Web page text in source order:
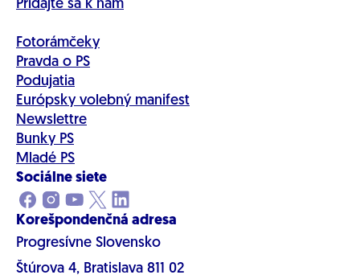
Pridajte sa k nám
Fotorámčeky
Pravda o PS
Podujatia
Európsky volebný manifest
Newslettre
Bunky PS
Mladé PS
Sociálne siete
Korešpondenčná adresa
Progresívne Slovensko
Štúrova 4, Bratislava 811 02